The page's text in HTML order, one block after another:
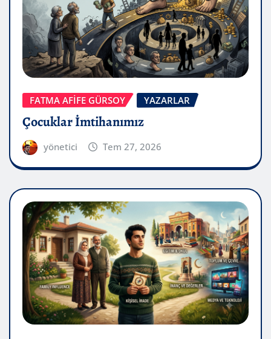
FATMA AFİFE GÜRSOY YAZARLAR
Çocuklar İmtihanımız
yönetici Tem 27, 2026